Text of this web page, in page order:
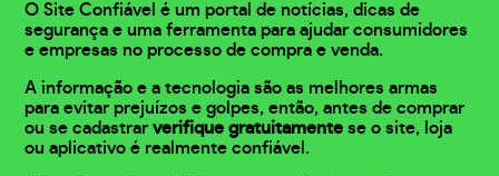
O Site Confiável é um portal de notícias, dicas de
segurança e uma ferramenta para ajudar consumidores
e empresas no processo de compra e venda.
A informação e a tecnologia são as melhores armas
para evitar prejuízos e golpes, então, antes de comprar
ou se cadastrarverifique gratuitamente se o site, loja
ou aplicativo é realmente confiável.